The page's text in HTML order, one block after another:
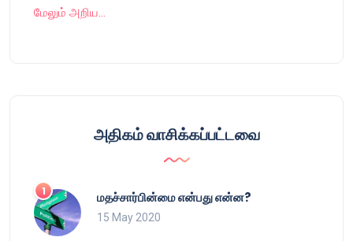
மேலும் அறிய…
அதிகம் வாசிக்கப்பட்டவை
மதச்சார்பின்மை என்பது என்ன?
15 May 2020